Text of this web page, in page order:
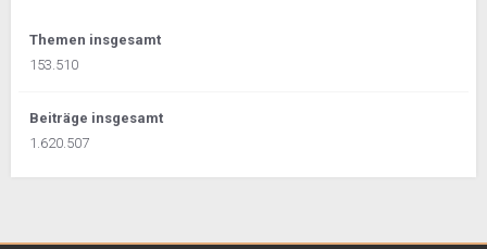
Themen insgesamt
153.510
Beiträge insgesamt
1.620.507